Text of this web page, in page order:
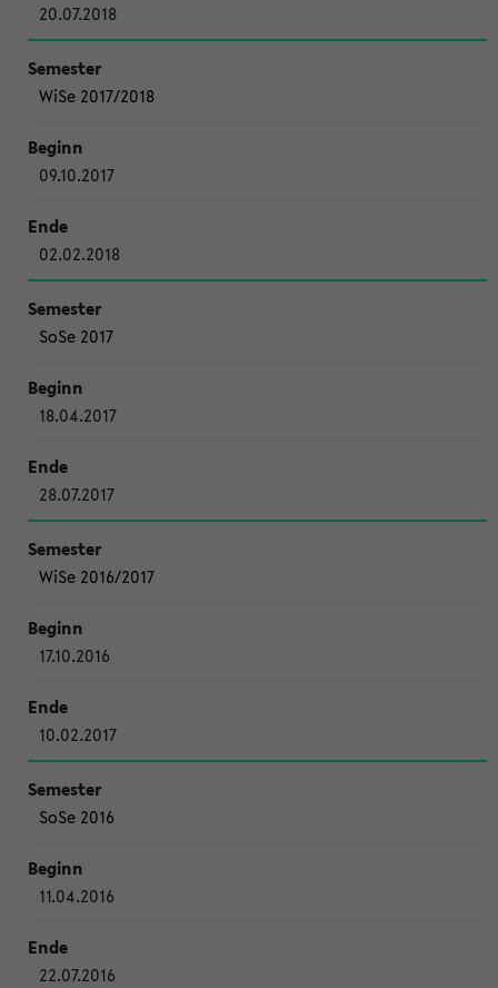
20.07.2018
WiSe 2017/2018
09.10.2017
02.02.2018
SoSe 2017
18.04.2017
28.07.2017
WiSe 2016/2017
17.10.2016
10.02.2017
SoSe 2016
11.04.2016
22.07.2016